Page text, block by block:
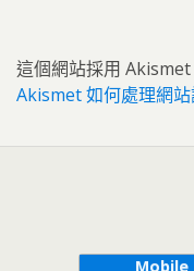
這個網站採用 Akismet
Akismet 如何處理網
Mobile